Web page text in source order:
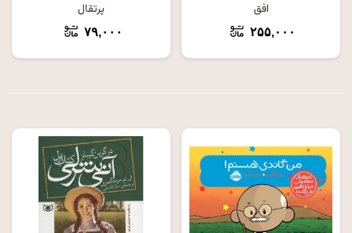
افق
۲۵۵,۰۰۰
پرتقال
۷۹,۰۰۰